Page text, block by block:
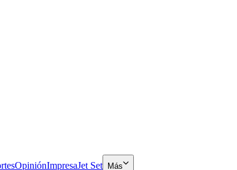
OpiniónImpresaJet Set Más